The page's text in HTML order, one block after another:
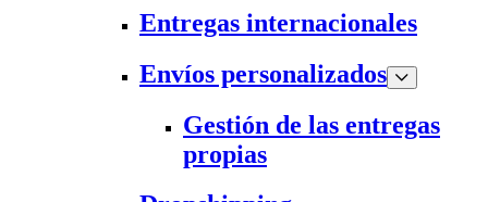
Entregas internacionales
Envíos personalizados
Gestión de las entregas
propias